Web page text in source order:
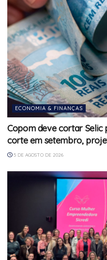
ECONOMIA & FINANÇAS
Copom deve cortar Selic
corte em setembro,
5 DE AGOSTO DE 2026